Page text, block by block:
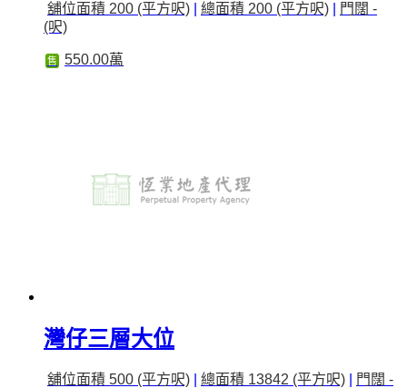
舖位面積 200 (平方呎) 總面積 200 (平方呎)
門闊 -
(呎)
售 550.00萬
灣仔三層大位
舖位面積 500 (平方呎) 總面積 13842 (平方呎)
門闊 -